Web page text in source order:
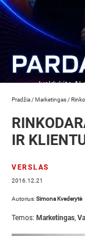
Pradžia /Marketingas /
IR
VERSLAS
2016.12.21
Autorius:Simona Kvederytė
Temos: Marketingas,